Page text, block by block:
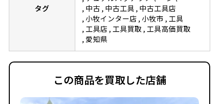
タグ
中古 中古工具 中古工具店
小牧インター店 小牧市 工具
工具店 工具買取 工具高価買取
愛知県
この商品を買取した店舗